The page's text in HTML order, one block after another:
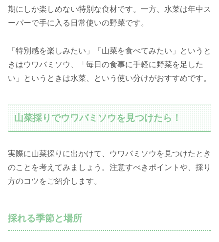
期にしか楽しめない特別な食材です。一方、水菜は年中ス
ーパーで手に入る日常使いの野菜です。
「特別感を楽しみたい」「山菜を食べてみたい」というと
きはウワバミソウ、「毎日の食事に手軽に野菜を足した
い」というときは水菜、という使い分けがおすすめです。
山菜採りでウワバミソウを見つけたら！
実際に山菜採りに出かけて、ウワバミソウを見つけたとき
のことを考えてみましょう。注意すべきポイントや、採り
方のコツをご紹介します。
採れる季節と場所